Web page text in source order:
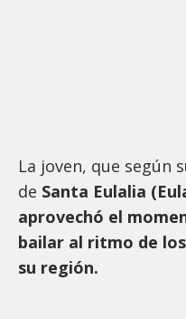
La joven, que según
de Santa Eulalia
aprovechó el
bailar al ritmo de
su región.